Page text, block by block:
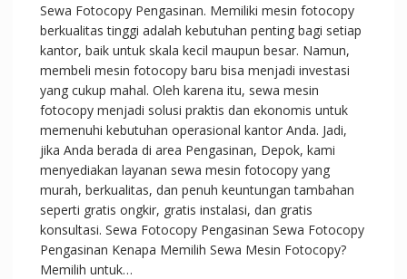
Sewa Fotocopy Pengasinan. Memiliki mesin fotocopy
berkualitas tinggi adalah kebutuhan penting bagi setiap
kantor, baik untuk skala kecil maupun besar. Namun,
membeli mesin fotocopy baru bisa menjadi investasi
yang cukup mahal. Oleh karena itu, sewa mesin
fotocopy menjadi solusi praktis dan ekonomis untuk
memenuhi kebutuhan operasional kantor Anda. Jadi,
jika Anda berada di area Pengasinan, Depok, kami
menyediakan layanan sewa mesin fotocopy yang
murah, berkualitas, dan penuh keuntungan tambahan
seperti gratis ongkir, gratis instalasi, dan gratis
konsultasi. Sewa Fotocopy Pengasinan Sewa Fotocopy
Pengasinan Kenapa Memilih Sewa Mesin Fotocopy?
Memilih untuk…